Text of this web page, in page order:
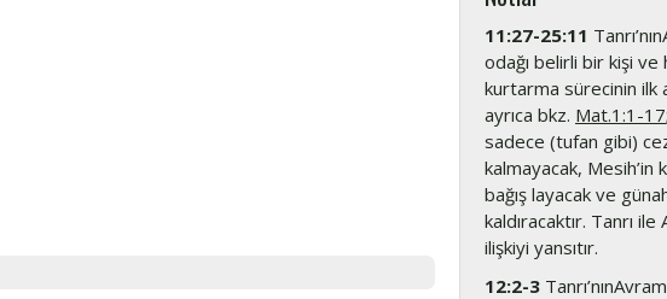
11:27-25:11
odağı belirli bir kişi ve
kurtarma sürecinin ilk
ayrıca bkz. Mat.1:1-17;
sadece (tufan gibi)
kalmayacak, Mesih’in
bağış layacak ve
kaldıracaktır. Tanrı
ilişkiyi yansıtır.
12:2-3